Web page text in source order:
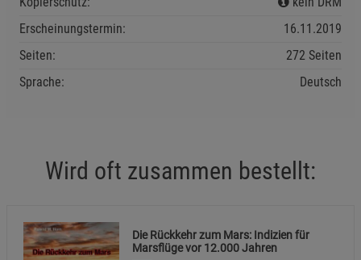
Erscheinungstermin:
16.11.2019
Seiten:
272 Seiten
Sprache:
Deutsch
Wird oft zusammen bestellt:
Die Rückkehr zum Mars: Indizien für
Marsflüge vor 12.000 Jahren
Statistik Cookies (1) Statistik Cookies
Beschreibung Statistik Cookies